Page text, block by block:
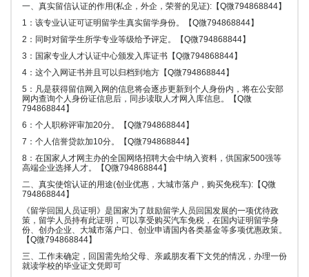
一、真实留信认证的作用(私企，外企，荣誉的见证):【Q微794868844】
1：该专业认证可证明留学生真实留学身份。【Q微794868844】
2：同时对留学生所学专业等级给予评定。【Q微794868844】
3：国家专业人才认证中心颁发入库证书【Q微794868844】
4：这个入网证书并且可以归档到地方【Q微794868844】
5：凡是获得留信网入网的信息将会逐步更新到个人身份内，将在公安部
网内查询个人身份证信息后，同步读取人才网入库信息。【Q微
794868844】
6：个人职称评审加20分。【Q微794868844】
7：个人信誉贷款加10分。【Q微794868844】
8：在国家人才网主办的全国网络招聘大会中纳入资料，供国家500强等
高端企业选择人才。【Q微794868844】
二、真实使馆认证的用途(创业优惠，大城市落户，购买免税车):【Q微
794868844】
《留学回国人员证明》是国家为了鼓励留学人员回国发展的一项优待政
策，留学人员持有此证明，可以享受购买汽车免税，在国内证明留学身
份、创办企业、大城市落户口、创业申请国内各类基金等多项优惠政策。
【Q微794868844】
三、工作未确定，回国需先给父母、亲戚朋友看下文凭的情况，办理一份
就读学校的毕业证文凭即可